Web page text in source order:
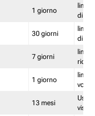
1 giorno
limita
di
30 giorni
limita
di
7 giorni
limita
1 giorno
limita
13 mesi